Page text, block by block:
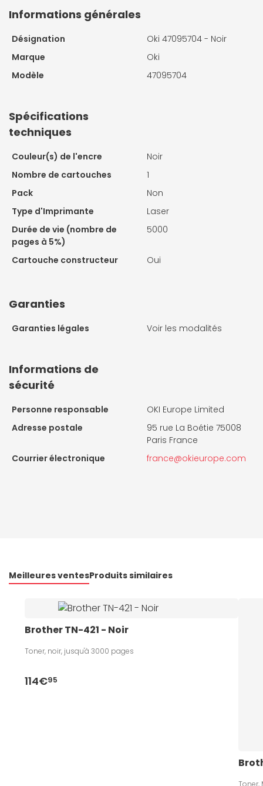
Informations générales
Désignation
Oki 47095704 - Noir
Marque
Oki
Modèle
47095704
Spécifications
techniques
Couleur(s) de l'encre
Noir
Nombre de cartouches
1
Pack
Non
Type d'Imprimante
Laser
Durée de vie (nombre de
pages à 5%)
5000
Cartouche constructeur Oui
Garanties
Garanties légales Voir les modalités
Informations de
sécurité
Personne responsable
OKI Europe Limited
Adresse postale
95 rue La Boétie 75008
Paris France
Courrier électronique
france@okieurope.com
Meilleures ventesProduits similaires
Brother TN-421 - Noir
Toner, noir, jusqu'à 3000 pages
114€95
Toner,